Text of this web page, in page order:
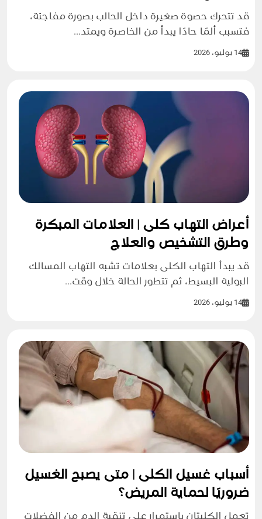
قد تتحرك حصوة صغيرة داخل الحالب بصورة مفاجئة،
فتسبب ألمًا حادًا يبدأ من الخاصرة ويمتد...
14 يوليو، 2026
أعراض التهاب كلى | العلامات المبكرة
وطرق التشخيص والعلاج
قد يبدأ التهاب الكلى بعلامات تشبه التهاب المسالك
البولية البسيط، ثم تتطور الحالة خلال وقت...
14 يوليو، 2026
أسباب غسيل الكلى | متى يصبح الغسيل
ضروريًا لحماية المريض؟
تعمل الكليتان باستمرار على تنقية الدم من الفضلات